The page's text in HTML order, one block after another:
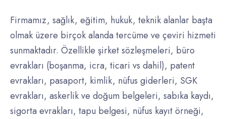
Firmamız, sağlık, eğitim, hukuk, teknik alanlar başta
olmak üzere birçok alanda tercüme ve çeviri hizmeti
sunmaktadır. Özellikle şirket sözleşmeleri, büro
evrakları (boşanma, icra, ticari vs dahil), patent
evrakları, pasaport, kimlik, nüfus giderleri, SGK
evrakları, askerlik ve doğum belgeleri, sabıka kaydı,
sigorta evrakları, tapu belgesi, nüfus kayıt örneği,